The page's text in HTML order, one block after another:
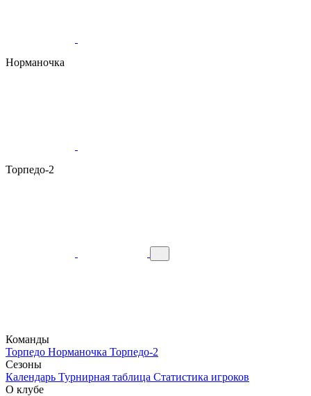
Норманочка
Торпедо-2
Команды
Торпедо Норманочка Торпедо-2
Сезоны
Календарь Турнирная таблица Статистика игроков
О клубе